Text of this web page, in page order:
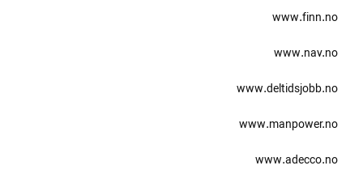
www.finn.no
www.nav.no
www.deltidsjobb.no
www.manpower.no
www.adecco.no